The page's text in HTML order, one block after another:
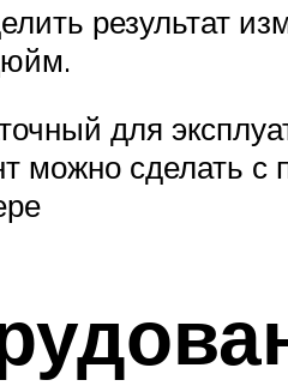
результат
для
можно сделать